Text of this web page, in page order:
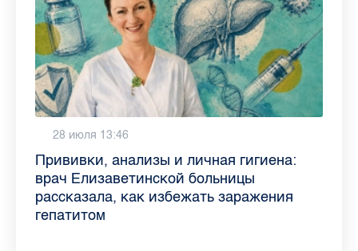
6 августа 9:02
Piter.TV находится в ТОП-10 рейтинга
самых цитируемых СМИ Петербурга и
Ленобласти во II квартале 2026 года
28 июля 13:46
Прививки, анализы и личная гигиена:
врач Елизаветинской больницы
рассказала, как избежать заражения
гепатитом